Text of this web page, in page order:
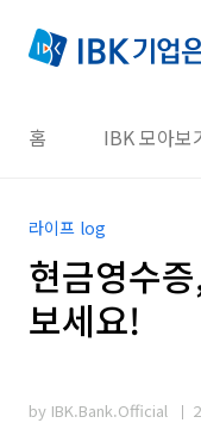
홈 IBK 모아보
라이프 log
현금영수
보세요!
by IBK.Bank.Official